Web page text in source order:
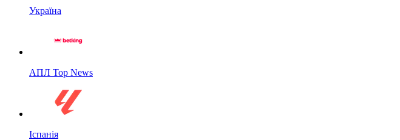
Україна
АПЛ Top News
Іспанія